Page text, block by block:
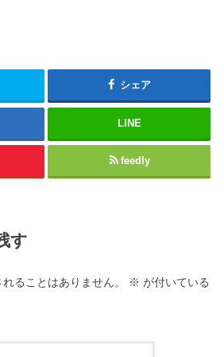
シェア
LINE
feedly
す
ることはありません。 ※ が付いている